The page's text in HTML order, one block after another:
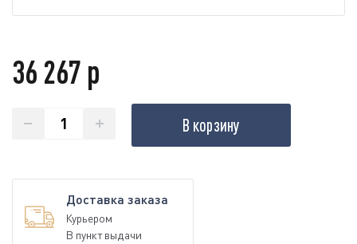
36 267 р
В корзину
Доставка заказа
Курьером
В пункт выдачи